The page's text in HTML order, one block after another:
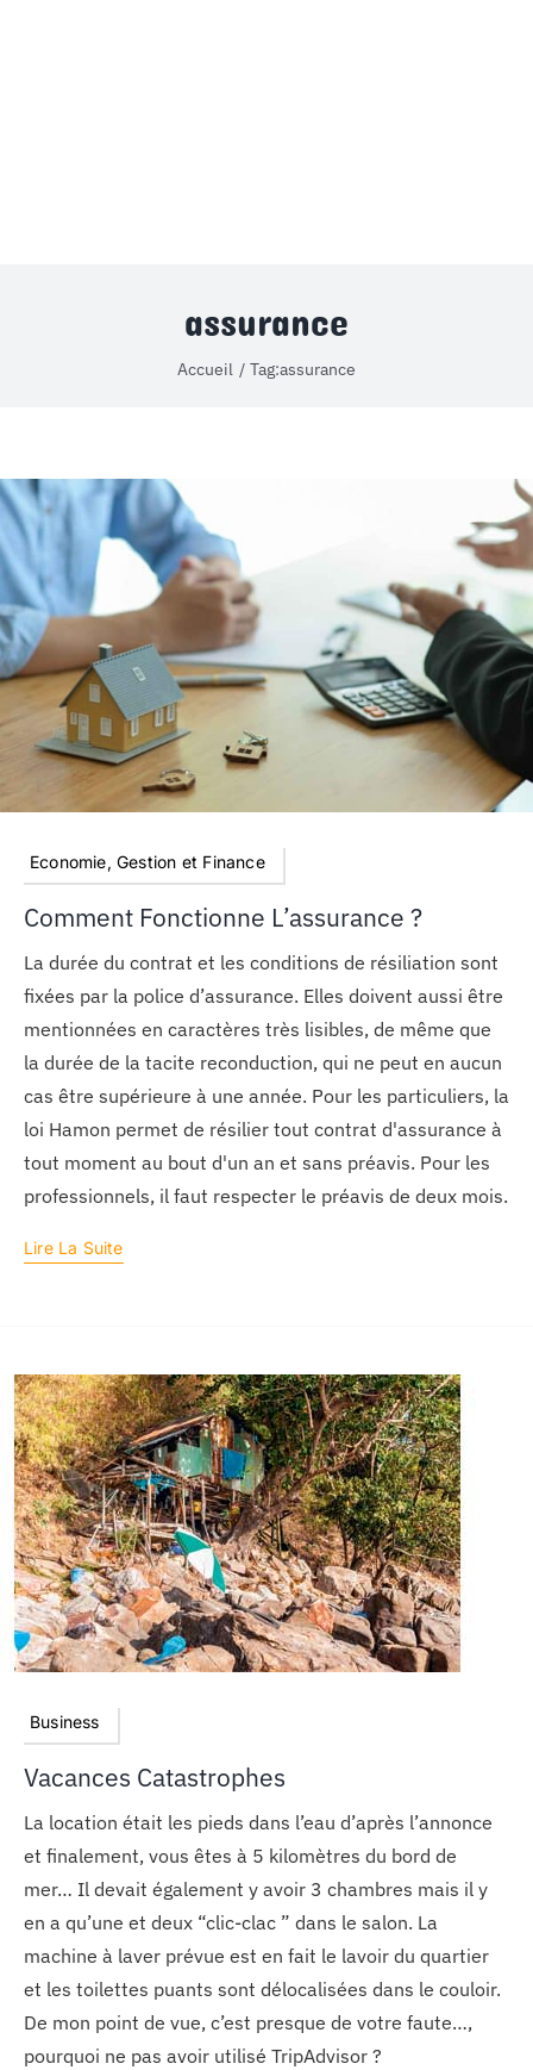
assurance
Accueil Tag:assurance
Economie, Gestion et Finance
Comment Fonctionne L’assurance ?
La durée du contrat et les conditions de résiliation sont
fixées par la police d’assurance. Elles doivent aussi être
mentionnées en caractères très lisibles, de même que
la durée de la tacite reconduction, qui ne peut en aucun
cas être supérieure à une année. Pour les particuliers, la
loi Hamon permet de résilier tout contrat d'assurance à
tout moment au bout d'un an et sans préavis. Pour les
professionnels, il faut respecter le préavis de deux mois.
Lire La Suite
Business
Vacances Catastrophes
La location était les pieds dans l’eau d’après l’annonce
et finalement, vous êtes à 5 kilomètres du bord de
mer… Il devait également y avoir 3 chambres mais il y
en a qu’une et deux “clic-clac ” dans le salon. La
machine à laver prévue est en fait le lavoir du quartier
et les toilettes puants sont délocalisées dans le couloir.
De mon point de vue, c’est presque de votre faute…,
pourquoi ne pas avoir utilisé TripAdvisor ?